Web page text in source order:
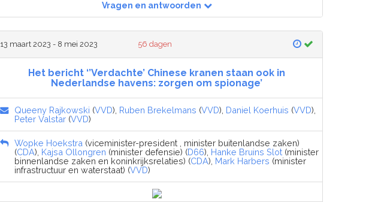
Vragen en antwoorden
13 maart 2023 - 8 mei 2023 56 dagen
Het bericht ‘’Verdachte’ Chinese kranen staan ook in
Nederlandse havens: zorgen om spionage’
Queeny Rajkowski (VVD), Ruben Brekelmans (VVD), Daniel Koerhuis (VVD),
Peter Valstar (VVD)
Wopke Hoekstra (viceminister-president , minister buitenlandse zaken)
(CDA), Kajsa Ollongren (minister defensie) (D66), Hanke Bruins Slot (minister
binnenlandse zaken en koninkrijksrelaties) (CDA), Mark Harbers (minister
infrastructuur en waterstaat) (VVD)